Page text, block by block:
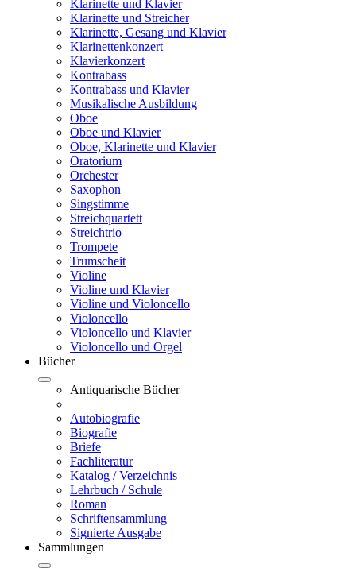
Klarinette und Klavier
Klarinette und Streicher
Klarinette, Gesang und Klavier
Klarinettenkonzert
Klavierkonzert
Kontrabass
Kontrabass und Klavier
Musikalische Ausbildung
Oboe
Oboe und Klavier
Oboe, Klarinette und Klavier
Oratorium
Orchester
Saxophon
Singstimme
Streichquartett
Streichtrio
Trompete
Trumscheit
Violine
Violine und Klavier
Violine und Violoncello
Violoncello
Violoncello und Klavier
Violoncello und Orgel
Bücher
Antiquarische Bücher
Autobiografie
Biografie
Briefe
Fachliteratur
Katalog / Verzeichnis
Lehrbuch / Schule
Roman
Schriftensammlung
Signierte Ausgabe
Sammlungen